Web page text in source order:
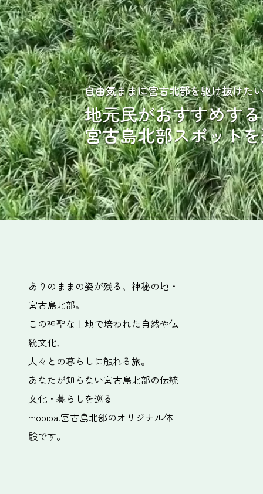
地元住民がおすすめするスポットを
神秘なる北部エリアの
自然を感じる体験
ありのままの姿が残る、 神秘の地・
宮古島北部。
この神聖な土地で培われた 自然や伝
統文化、
人々との暮らしに触れる旅。
あなたが知らない宮古島北部の伝統
文化・暮らしを巡る
mobipa!宮古島北部のオリジナル体
験です。